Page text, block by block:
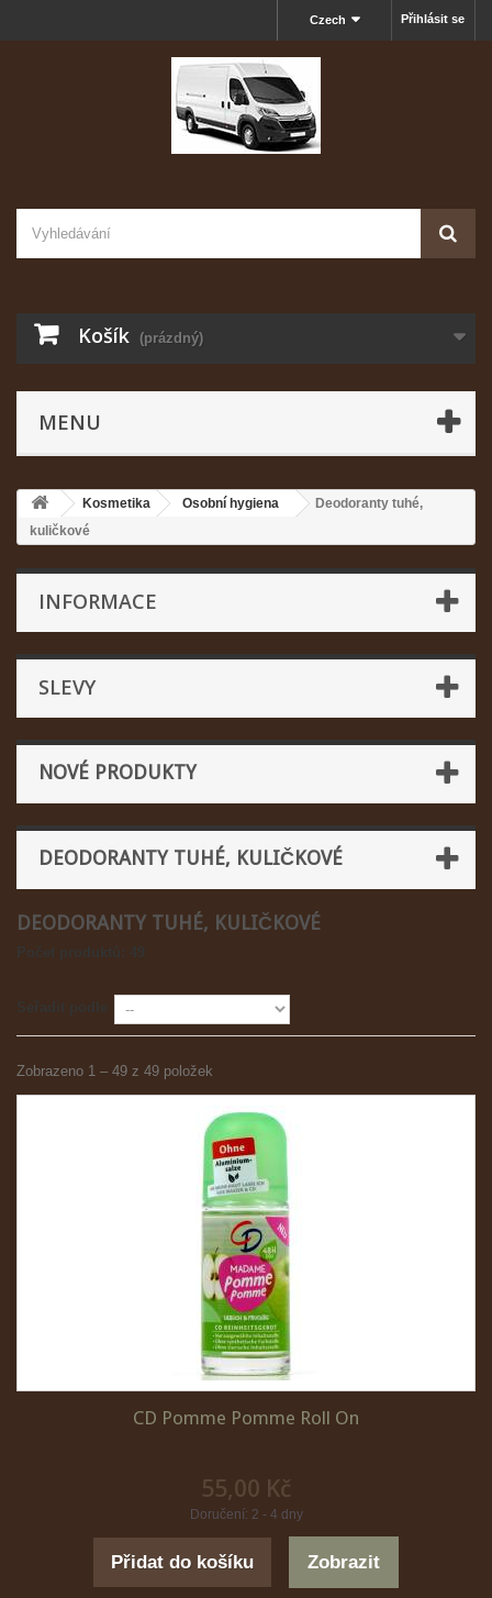
Přihlásit se
Czech
Košík (prázdný)
MENU
Kosmetika Osobní hygiena
Deodoranty tuhé,
kuličkové
INFORMACE
SLEVY
NOVÉ PRODUKTY
DEODORANTY TUHÉ, KULIČKOVÉ
DEODORANTY TUHÉ, KULIČKOVÉ
Seřadit podle
Zobrazeno 1 – 49 z 49 položek
CD Pomme Pomme Roll On
55,00 Kč
Doručení: 2 - 4 dny
Přidat do košíku Zobrazit